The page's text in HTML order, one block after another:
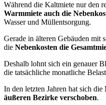
Während die Kaltmiete nur den
Warmmiete auch die
Wasser und Müllentsorgung.
Gerade in älteren Gebäuden mit
die Nebenkosten die
Deshalb lohnt sich ein genauer
die tatsächliche monatliche
In den letzten Jahren hat sich die
äußeren Bezirke verschoben.